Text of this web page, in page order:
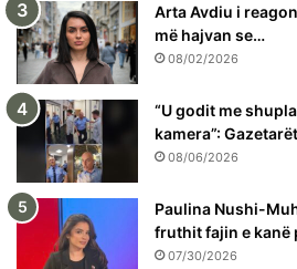
Arta Avdiu i
më hajvan se…
08/02/2026
“U godit me
kamera”:
08/06/2026
Paulina Nushi-
fruthit fajin e
07/30/2026